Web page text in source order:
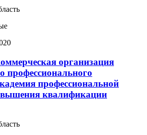
организация
профессионального
профессиональной
квалификации